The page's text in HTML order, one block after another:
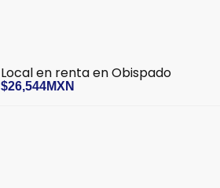
Local en renta en Obispado
$26,544MXN